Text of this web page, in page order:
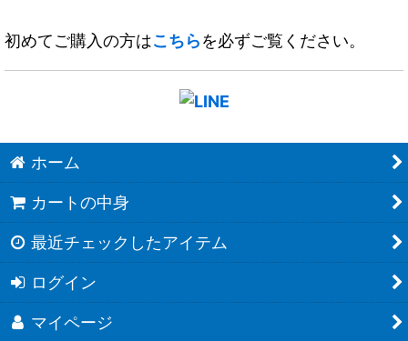
初めてご購入の方はこちらを必ずご覧ください。
ホーム
カートの中身
最近チェックしたアイテム
ログイン
マイページ